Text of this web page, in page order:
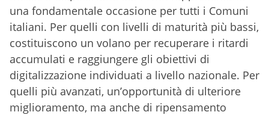
una fondamentale occasione per tutti i Comuni
italiani. Per quelli con livelli di maturità più bassi,
costituiscono un volano per recuperare i ritardi
accumulati e raggiungere gli obiettivi di
digitalizzazione individuati a livello nazionale. Per
quelli più avanzati, un’opportunità di ulteriore
miglioramento, ma anche di ripensamento